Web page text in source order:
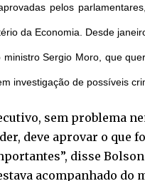
pelos
da Economia. Desde
Sergio Moro, que
investigação de possíveis
sem problema
deve aprovar o que
disse
acompanhado